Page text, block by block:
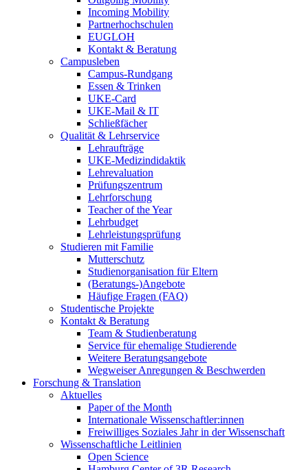
Incoming Mobility
Partnerhochschulen
EUGLOH
Kontakt & Beratung
Campusleben
Campus-Rundgang
Essen & Trinken
UKE-Card
UKE-Mail & IT
Schließfächer
Qualität & Lehrservice
Lehraufträge
UKE-Medizindidaktik
Lehrevaluation
Prüfungszentrum
Lehrforschung
Teacher of the Year
Lehrbudget
Lehrleistungsprüfung
Studieren mit Familie
Mutterschutz
Studienorganisation für Eltern
(Beratungs-)Angebote
Häufige Fragen (FAQ)
Studentische Projekte
Kontakt & Beratung
Team & Studienberatung
Service für ehemalige Studierende
Weitere Beratungsangebote
Wegweiser Anregungen & Beschwerden
Forschung & Translation
Aktuelles
Paper of the Month
Internationale Wissenschaftler:innen
Freiwilliges Soziales Jahr in der Wissenschaft
Wissenschaftliche Leitlinien
Open Science